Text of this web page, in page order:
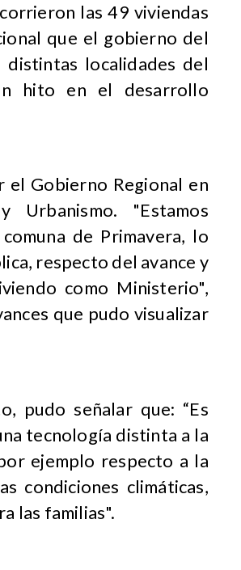
las 49 viviendas
que el gobierno del
localidades del
hito en el desarrollo
Gobierno Regional en
"Estamos
de Primavera, lo
respecto del avance y
como Ministerio",
que pudo visualizar
pudo señalar que: “Es
tecnología distinta a la
ejemplo respecto a la
condiciones climáticas,
las familias".